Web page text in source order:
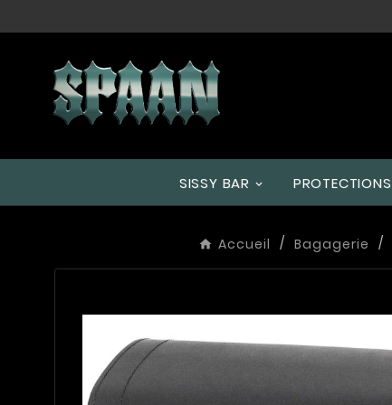
SISSY BAR PROTECTIONS
Accueil Bagagerie